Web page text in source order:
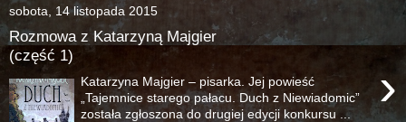
sobota, 14 listopada 2015
Rozmowa z Katarzyną Majgier
(część 1)
›
Katarzyna Majgier – pisarka. Jej powieść
„Tajemnice starego pałacu. Duch z Niewiadomic”
została zgłoszona do drugiej edycji konkursu ...